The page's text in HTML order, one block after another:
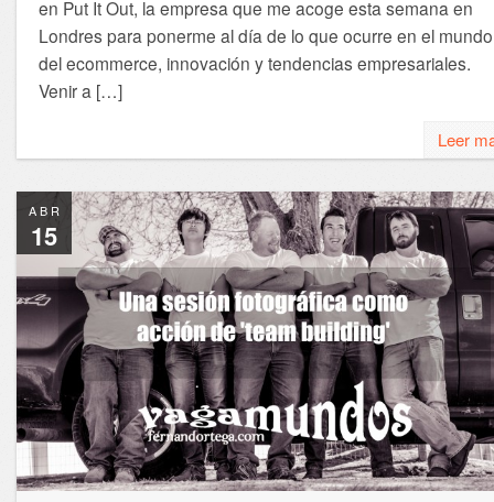
en Put It Out, la empresa que me acoge esta semana en
Londres para ponerme al día de lo que ocurre en el mundo
del ecommerce, innovación y tendencias empresariales.
Venir a […]
Leer
ABR
15